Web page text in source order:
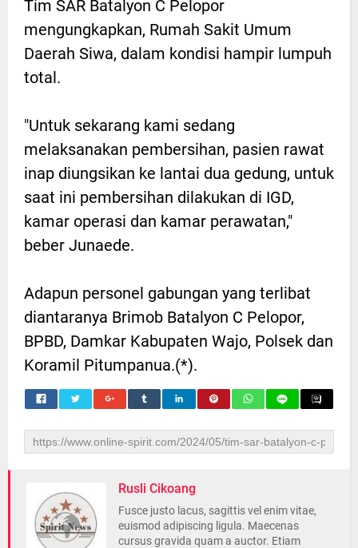
Tim SAR Batalyon C Pelopor
mengungkapkan, Rumah Sakit Umum
Daerah Siwa, dalam kondisi hampir lumpuh
total.
"Untuk sekarang kami sedang
melaksanakan pembersihan, pasien rawat
inap diungsikan ke lantai dua gedung, untuk
saat ini pembersihan dilakukan di IGD,
kamar operasi dan kamar perawatan,"
beber Junaede.
Adapun personel gabungan yang terlibat
diantaranya Brimob Batalyon C Pelopor,
BPBD, Damkar Kabupaten Wajo, Polsek dan
Koramil Pitumpanua.(*).
Rusli Cikoang
Fusce justo lacus, sagittis vel enim vitae,
euismod adipiscing ligula. Maecenas
cursus gravida quam a auctor. Etiam